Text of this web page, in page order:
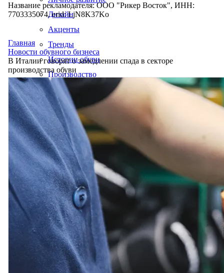
Дизайн
Акценты
Тренды
Истории обуви
Производство
Название рекламодателя: ООО "Рикер Восток", ИНН:
7703335074, erid: LjN8K37Ko
Главная
Новости обувного бизнеса
В Италии говорят о замедлении спада в секторе
производства обуви